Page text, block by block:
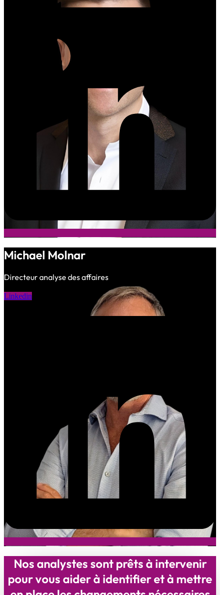
Michael Molnar
Directeur analyse des affaires
Linkedin
Nos analystes sont prêts à intervenir
pour vous aider à identifier et à mettre